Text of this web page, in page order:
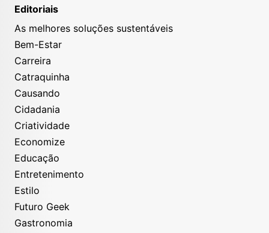
Editoriais
As melhores soluções sustentáveis
Bem-Estar
Carreira
Catraquinha
Causando
Cidadania
Criatividade
Economize
Educação
Entretenimento
Estilo
Futuro Geek
Gastronomia